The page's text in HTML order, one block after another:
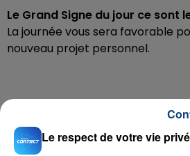
Le Grand Signe du jour ce sont
La journée vous sera favorable
nouveau projet personnel.
Le respect de votre vie